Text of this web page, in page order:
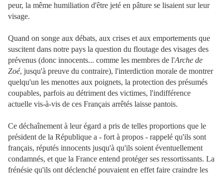
peur, la même humiliation d'être jeté en pâture se lisaient sur leur
visage.
Quand on songe aux débats, aux crises et aux emportements que
suscitent dans notre pays la question du floutage des visages des
prévenus (donc innocents... comme les membres de l'Arche de
Zoé, jusqu'à preuve du contraire), l'interdiction morale de montrer
quelqu'un les menottes aux poignets, la protection des présumés
coupables, parfois au détriment des victimes, l'indifférence
actuelle vis-à-vis de ces Français arrêtés laisse pantois.
Ce déchaînement à leur égard a pris de telles proportions que le
président de la République a - fort à propos - rappelé qu'ils sont
français, réputés innocents jusqu'à qu'ils soient éventuellement
condamnés, et que la France entend protéger ses ressortissants. La
frénésie qu'ils ont déclenché pouvaient en effet faire craindre les